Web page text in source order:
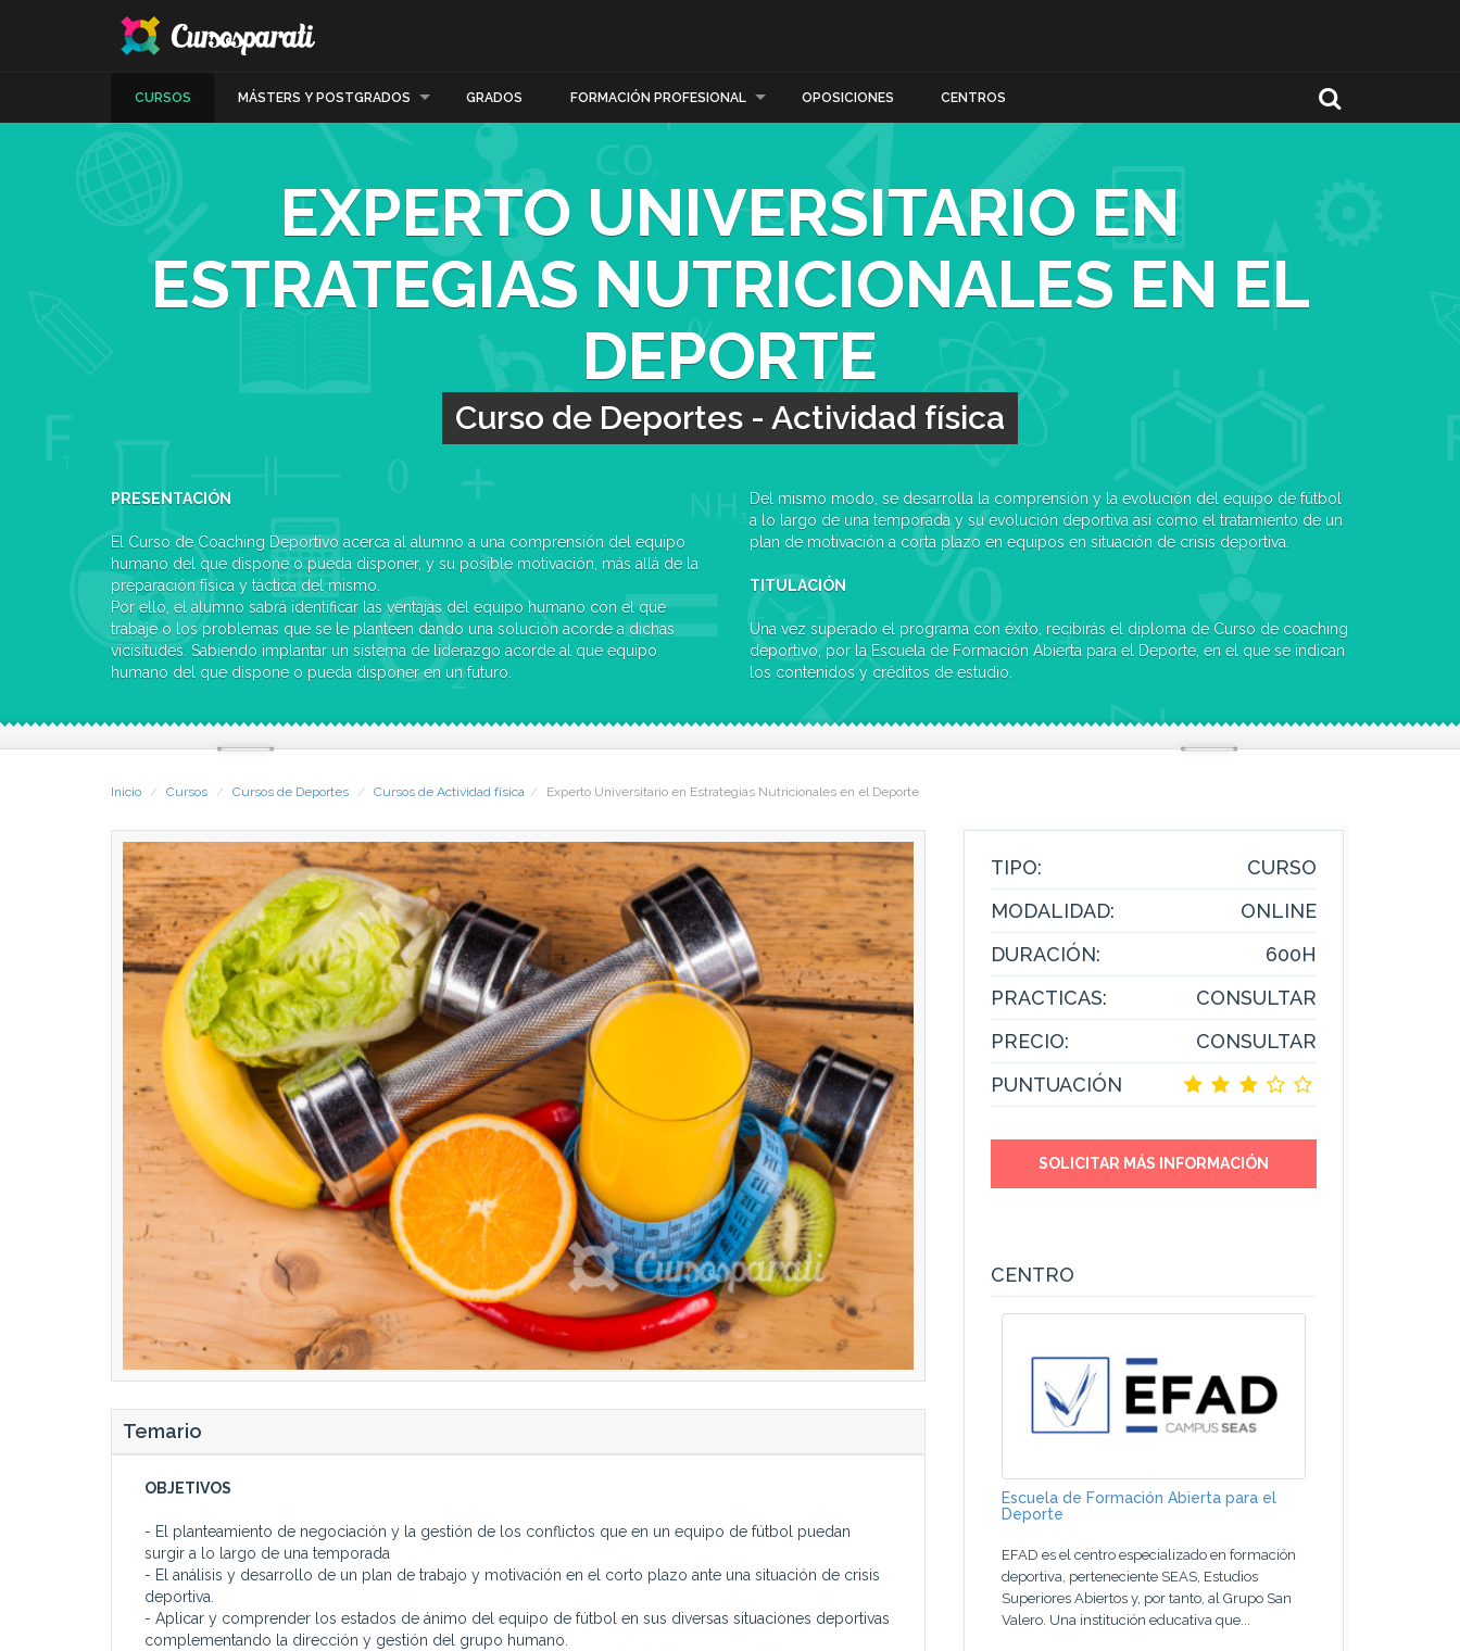
CURSOS MÁSTERS Y POSTGRADOS GRADOS FORMACIÓN PROFESIONAL OPOSICIONES CENTROS
EXPERTO UNIVERSITARIO EN
ESTRATEGIAS NUTRICIONALES EN EL
DEPORTE
Curso de Deportes - Actividad física
PRESENTACIÓN
El Curso de Coaching Deportivo acerca al alumno a una comprensión del equipo
humano del que dispone o pueda disponer, y su posible motivación, más allá de la
preparación física y táctica del mismo.
Por ello, el alumno sabrá identificar las ventajas del equipo humano con el que
trabaje o los problemas que se le planteen dando una solución acorde a dichas
vicisitudes. Sabiendo implantar un sistema de liderazgo acorde al que equipo
humano del que dispone o pueda disponer en un futuro.
Del mismo modo, se desarrolla la comprensión y la evolución del equipo de fútbol
a lo largo de una temporada y su evolución deportiva así como el tratamiento de un
plan de motivación a corta plazo en equipos en situación de crisis deportiva.
TITULACIÓN
Una vez superado el programa con éxito, recibirás el diploma de Curso de coaching
deportivo, por la Escuela de Formación Abierta para el Deporte, en el que se indican
los contenidos y créditos de estudio.
Inicio Cursos Cursos de Deportes Cursos de Actividad física Experto Universitario en Estrategias Nutricionales en el Deporte
Temario
OBJETIVOS
- El planteamiento de negociación y la gestión de los conflictos que en un equipo de fútbol puedan
surgir a lo largo de una temporada
- El análisis y desarrollo de un plan de trabajo y motivación en el corto plazo ante una situación de crisis
deportiva.
- Aplicar y comprender los estados de ánimo del equipo de fútbol en sus diversas situaciones deportivas
complementando la dirección y gestión del grupo humano.
TIPO:
CURSO
MODALIDAD:
ONLINE
DURACIÓN:
600H
PRACTICAS:
CONSULTAR
PRECIO:
CONSULTAR
PUNTUACIÓN
SOLICITAR MÁS INFORMACIÓN
CENTRO
Escuela de Formación Abierta para el
Deporte
EFAD es el centro especializado en formación
deportiva, perteneciente SEAS, Estudios
Superiores Abiertos y, por tanto, al Grupo San
Valero. Una institución educativa que...